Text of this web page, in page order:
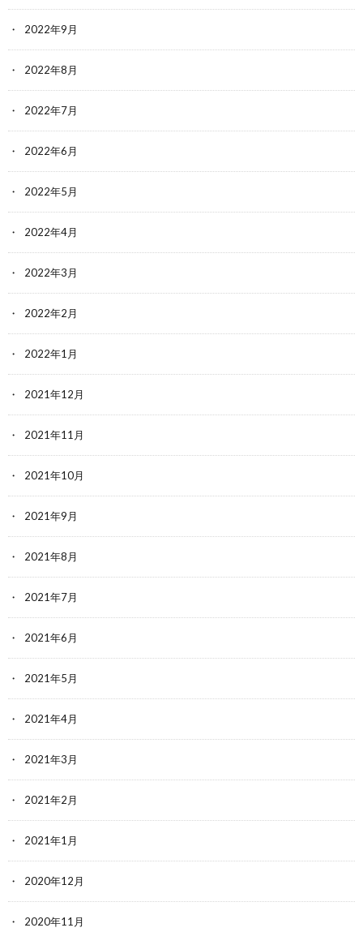
2022年9月
2022年8月
2022年7月
2022年6月
2022年5月
2022年4月
2022年3月
2022年2月
2022年1月
2021年12月
2021年11月
2021年10月
2021年9月
2021年8月
2021年7月
2021年6月
2021年5月
2021年4月
2021年3月
2021年2月
2021年1月
2020年12月
2020年11月